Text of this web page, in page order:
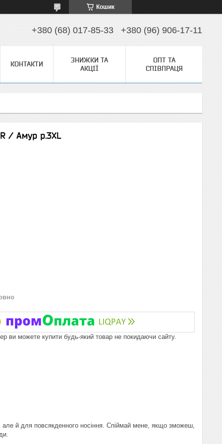
Кошик
+380 (68) 017-85-33 +380 (96) 906-17-11
КОНТАКТИ
ЗНИЖКИ ТА
АКЦІЇ
ОПТ ТА
СПІВПРАЦЯ
/ Амур р.3XL
ви можете купити будь-який товар не покидаючи сайту.
але й для повсякденного носіння. Спіймай мене, якщо зможеш,